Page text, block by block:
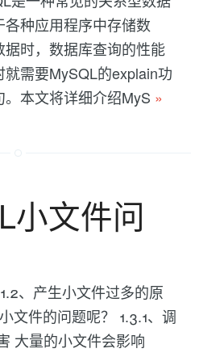
种应用程序中存储数
时，数据库查询的性能
需要MySQL的explain功
本文将详细介绍MyS »
小文件问
、产生小文件过多的原
文件的问题呢？ 1.3.1、调
大量的小文件会影响